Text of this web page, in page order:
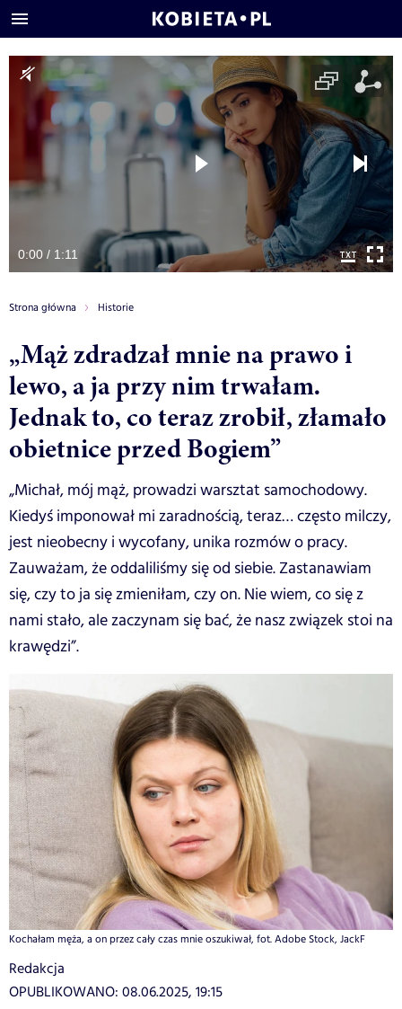
0:00 / 1:11
Strona główna Historie
„Mąż zdradzał mnie na prawo i
lewo, a ja przy nim trwałam.
Jednak to, co teraz zrobił, złamało
obietnice przed Bogiem”
„Michał, mój mąż, prowadzi warsztat samochodowy.
Kiedyś imponował mi zaradnością, teraz… często milczy,
jest nieobecny i wycofany, unika rozmów o pracy.
Zauważam, że oddaliliśmy się od siebie. Zastanawiam
się, czy to ja się zmieniłam, czy on. Nie wiem, co się z
nami stało, ale zaczynam się bać, że nasz związek stoi na
krawędzi”.
Kochałam męża, a on przez cały czas mnie oszukiwał, fot. Adobe Stock, JackF
Redakcja
OPUBLIKOWANO: 08.06.2025, 19:15